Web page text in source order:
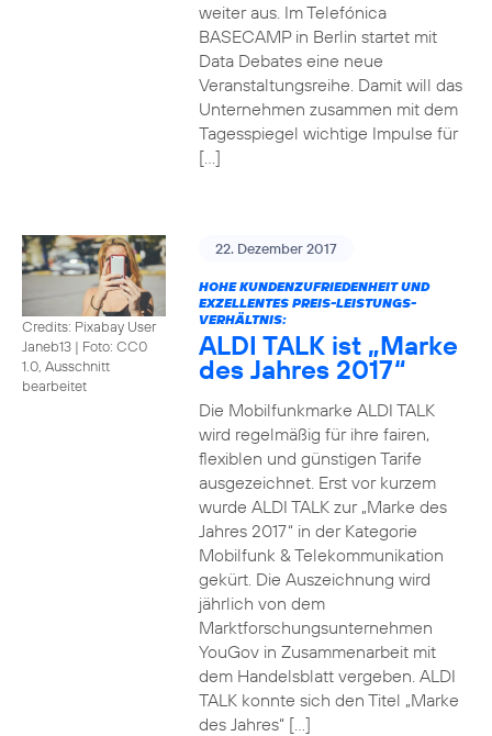
weiter aus. Im Telefónica
BASECAMP in Berlin startet mit
Data Debates eine neue
Veranstaltungsreihe. Damit will das
Unternehmen zusammen mit dem
Tagesspiegel wichtige Impulse für
[…]
Credits: Pixabay User
Janeb13 | Foto: CC0
1.0, Ausschnitt
bearbeitet
22. Dezember 2017
HOHE KUNDENZUFRIEDENHEIT UND
EXZELLENTES PREIS-LEISTUNGS-
VERHÄLTNIS:
ALDI TALK ist „Marke
des Jahres 2017“
Die Mobilfunkmarke ALDI TALK
wird regelmäßig für ihre fairen,
flexiblen und günstigen Tarife
ausgezeichnet. Erst vor kurzem
wurde ALDI TALK zur „Marke des
Jahres 2017“ in der Kategorie
Mobilfunk & Telekommunikation
gekürt. Die Auszeichnung wird
jährlich von dem
Marktforschungsunternehmen
YouGov in Zusammenarbeit mit
dem Handelsblatt vergeben. ALDI
TALK konnte sich den Titel „Marke
des Jahres“ […]